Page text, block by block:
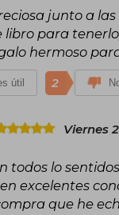
junto a
libro para
hermoso
útil 2
Viernes
todos lo
excelentes
que he